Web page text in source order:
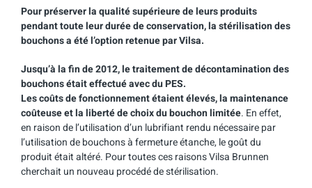
Pour préserver la qualité supérieure de leurs produits
pendant toute leur durée de conservation, la stérilisation des
bouchons a été l’option retenue par Vilsa.
Jusqu’à la fin de 2012, le traitement de décontamination des
bouchons était effectué avec du PES.
Les coûts de fonctionnement étaient élevés, la maintenance
coûteuse et la liberté de choix du bouchon limitée. En effet,
en raison de l’utilisation d’un lubrifiant rendu nécessaire par
l’utilisation de bouchons à fermeture étanche, le goût du
produit était altéré. Pour toutes ces raisons Vilsa Brunnen
cherchait un nouveau procédé de stérilisation.